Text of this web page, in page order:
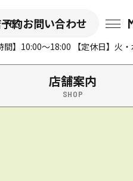
ステーション米沢店・南
約お問い合わせ
間】10:00～18:00 【定休日】火
店舗案内